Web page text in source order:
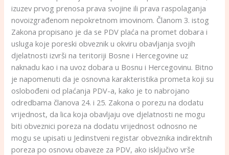
izuzev prvog prenosa prava svojine ili prava raspolaganja
novoizgrađenom nepokretnom imovinom. Članom 3. istog
Zakona propisano je da se PDV plaća na promet dobara i
usluga koje poreski obveznik u okviru obavljanja svojih
djelatnosti izvrši na teritoriji Bosne i Hercegovine uz
naknadu kao i na uvoz dobara u Bosnu i Hercegovinu. Bitno
je napomenuti da je osnovna karakteristika prometa koji su
oslobođeni od plaćanja PDV-a, kako je to nabrojano
odredbama članova 24. i 25. Zakona o porezu na dodatu
vrijednost, da lica koja obavljaju ove djelatnosti ne mogu
biti obveznici poreza na dodatu vrijednost odnosno ne
mogu se upisati u Jedinstveni registar obveznika indirektnih
poreza po osnovu obaveze za PDV, ako isključivo vrše